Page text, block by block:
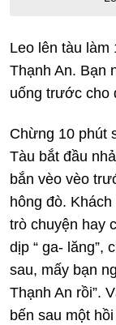
Leo lên tàu làm
Thạnh An. Bạn
uống trước cho
Chừng 10 phút
Tàu bắt đầu
bắn vèo vèo
hông đò.
trò chuyện hay
dịp “ ga- lăng”,
sau, mấy bạn
Thạnh An rồi”.
bến sau một